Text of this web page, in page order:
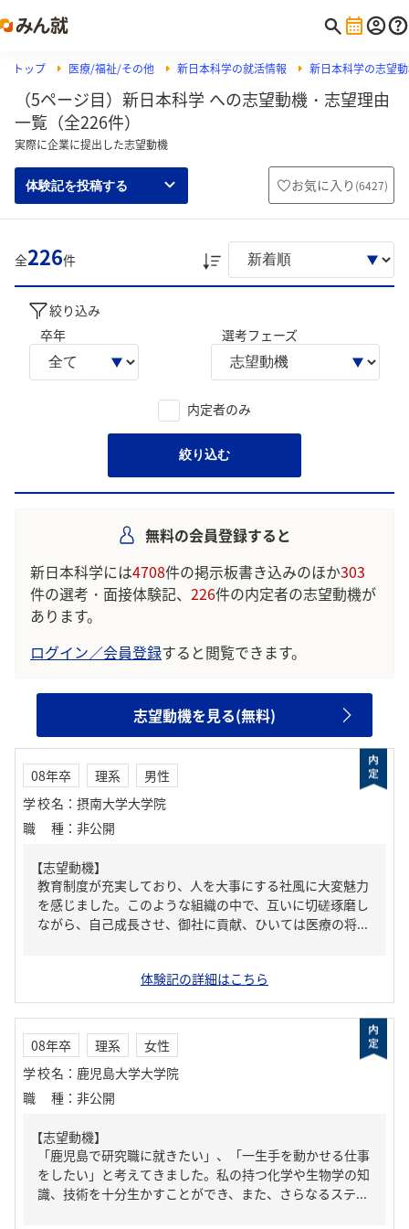
トップ 医療/福祉/その他 新日本科学の就活情報 新日本科学の志望
（5ページ目）新日本科学 への志望動機・志望理由
一覧（全226件）
実際に企業に提出した志望動機
体験記を投稿する お気に入り (6427)
全226件
絞り込み
卒年
選考フェーズ
内定者のみ
絞り込む
無料の会員登録すると
新日本科学には4708件の掲示板書き込みのほか303
件の選考・面接体験記、 226件の内定者の志望動機が
あります。
ログイン／会員登録すると閲覧できます。
志望動機を見る(無料)
08年卒 理系
男性
学校名 ： 摂南大学大学院
職種 ： 非公開
【志望動機】
教育制度が充実しており、人を大事にする社風に大変魅力
を感じました。このような組織の中で、互いに切磋琢磨し
ながら、自己成長させ、御社に貢献、ひいては医療の将...
体験記の詳細はこちら
08年卒 理系
女性
学校名 ： 鹿児島大学大学院
職種 ： 非公開
【志望動機】
「鹿児島で研究職に就きたい」、「一生手を動かせる仕事
をしたい」と考えてきました。私の持つ化学や生物学の知
識、技術を十分生かすことができ、また、さらなるステ...